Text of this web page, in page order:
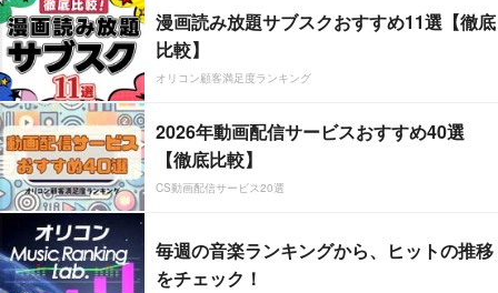
漫画読み放題サブスクおすすめ11選【徹底
比較】
オリコン顧客満足度ランキング
2026年動画配信サービスおすすめ40選
【徹底比較】
CS動画配信サービス20選
毎週の音楽ランキングから、ヒットの推移
をチェック！